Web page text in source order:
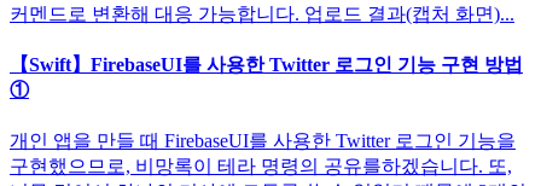
커멘드로 변환해 대응 가능합니다. 업로드 결과(캡처 화면)...
【Swift】FirebaseUI를 사용한 Twitter 로그인 기능 구현 방법
①
개인 앱을 만들 때 FirebaseUI를 사용한 Twitter 로그인 기능을
구현했으므로, 비망록이 테라 명령의 공유를하겠습니다. 또,